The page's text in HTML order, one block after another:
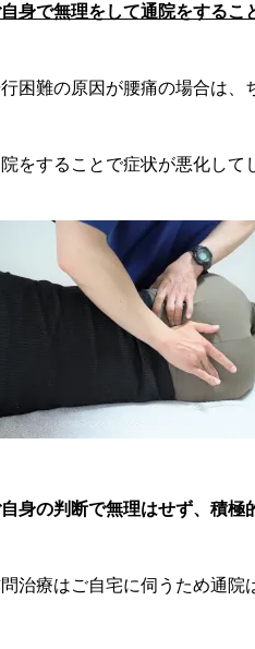
身で無理をして通院をするこ
困難の原因が腰痛の場合は、
をすることで症状が悪化して
身の判断で無理はせず、積極
治療はご自宅に伺うため通院